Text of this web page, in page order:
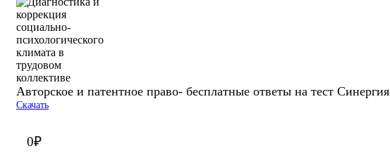
Авторское и патентное право- бесплатные ответы на тест Синергия
Скачать
0₽